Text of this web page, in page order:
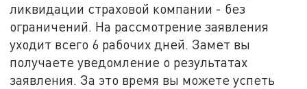
ликвидации страховой компании - без
ограничений. На рассмотрение заявления
уходит всего 6 рабочих дней. Замет вы
получаете уведомление о результатах
заявления. За это время вы можете успеть